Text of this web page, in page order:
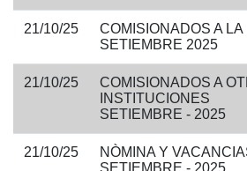
21/10/25
COMISIONADOS A LA
SETIEMBRE 2025
21/10/25
COMISIONADOS A
INSTITUCIONES
SETIEMBRE - 2025
21/10/25
NÒMINA Y